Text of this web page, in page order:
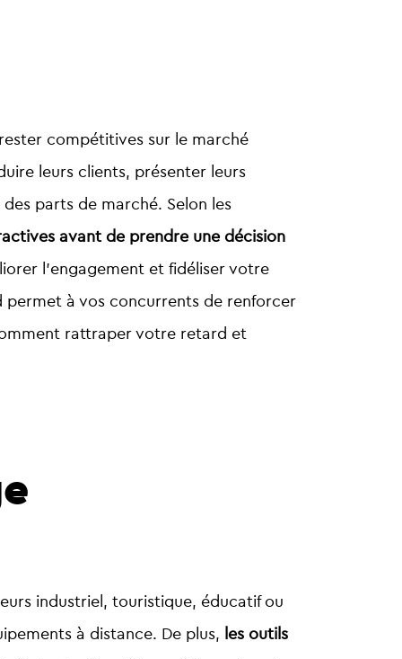
compétitives sur le marché
leurs clients, présenter leurs
parts de marché. Selon les
avant de prendre une décision
l’engagement et fidéliser votre
permet à vos concurrents de renforcer
rattraper votre retard et
industriel, touristique, éducatif ou
à distance. De plus, les outils